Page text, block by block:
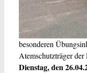
besonderen
Atemschutzträger
Dienstag, den